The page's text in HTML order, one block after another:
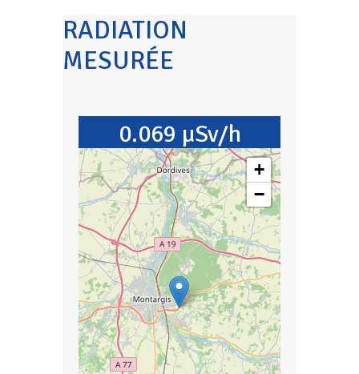
RADIATION
MESURÉE
0.069 µSv/h
+
−